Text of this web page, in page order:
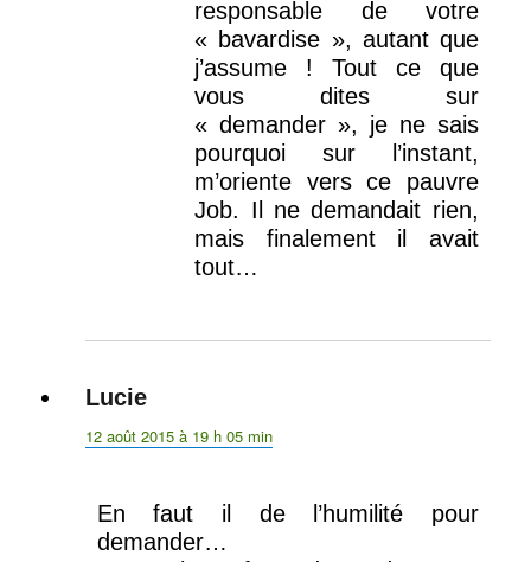
responsable de votre
« bavardise », autant que
j’assume ! Tout ce que
vous dites sur
« demander », je ne sais
pourquoi sur l’instant,
m’oriente vers ce pauvre
Job. Il ne demandait rien,
mais finalement il avait
tout…
Luciedit :
12 août 2015 à 19 h 05 min
En faut il de l’humilité pour
demander…